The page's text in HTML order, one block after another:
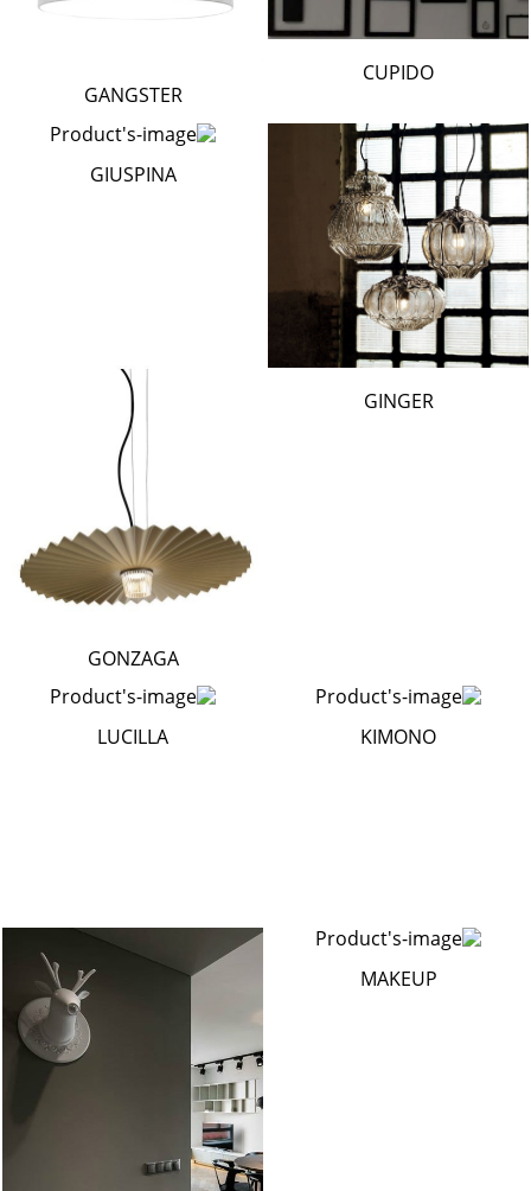
CUPIDO
GANGSTER
GINGER
GIUSPINA
GONZAGA
KIMONO
LUCILLA
MAKEUP